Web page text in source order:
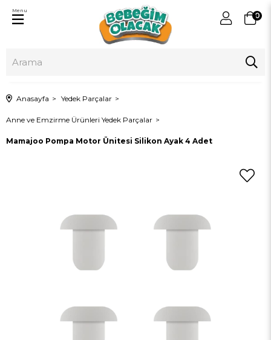
0
Menu
Anasayfa Yedek Parçalar
Anne ve Emzirme Ürünleri Yedek Parçalar
Mamajoo Pompa Motor Ünitesi Silikon Ayak 4 Adet